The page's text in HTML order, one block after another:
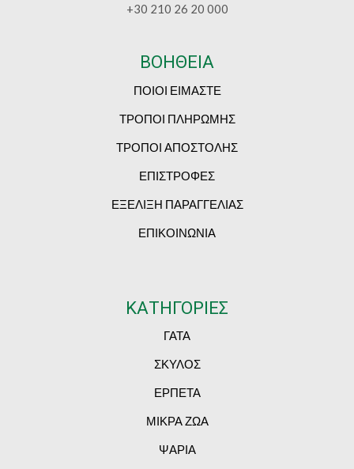
+30 210 26 20 000
ΒΟΗΘΕΙΑ
ΠΟΙΟΙ ΕΙΜΑΣΤΕ
ΤΡΟΠΟΙ ΠΛΗΡΩΜΗΣ
ΤΡΟΠΟΙ ΑΠΟΣΤΟΛΗΣ
ΕΠΙΣΤΡΟΦΕΣ
ΕΞΕΛΙΞΗ ΠΑΡΑΓΓΕΛΙΑΣ
ΕΠΙΚΟΙΝΩΝΙΑ
ΚΑΤΗΓΟΡΙΕΣ
ΓΑΤΑ
ΣΚΥΛΟΣ
ΕΡΠΕΤΑ
ΜΙΚΡΑ ΖΩΑ
ΨΑΡΙΑ